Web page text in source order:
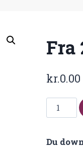
Fra
kr.0.00
Fra
2007-
En
Du